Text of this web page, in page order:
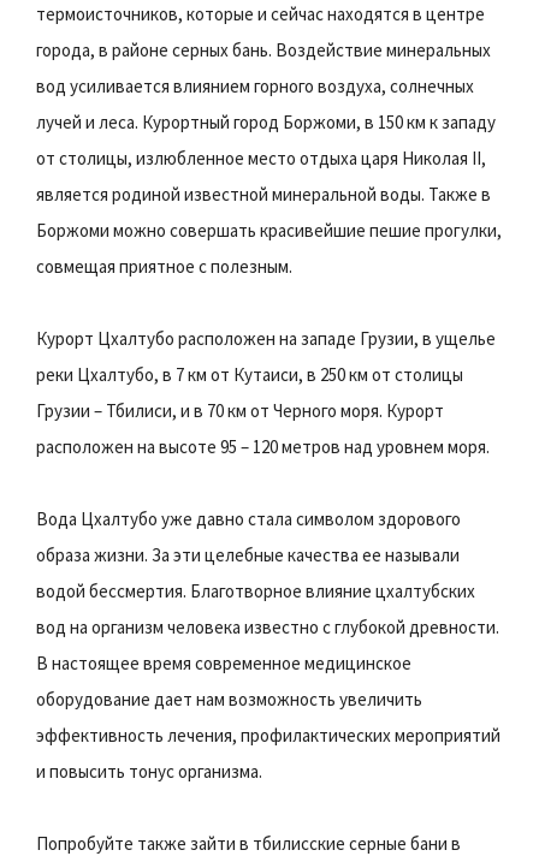
термоисточников, которые и сейчас находятся в центре
города, в районе серных бань. Воздействие минеральных
вод усиливается влиянием горного воздуха, солнечных
лучей и леса. Курортный город Боржоми, в 150 км к западу
от столицы, излюбленное место отдыха царя Николая II,
является родиной известной минеральной воды. Также в
Боржоми можно совершать красивейшие пешие прогулки,
совмещая приятное с полезным.
Курорт Цхалтубо расположен на западе Грузии, в ущелье
реки Цхалтубо, в 7 км от Кутаиси, в 250 км от столицы
Грузии – Тбилиси, и в 70 км от Черного моря. Курорт
расположен на высоте 95 – 120 метров над уровнем моря.
Вода Цхалтубо уже давно стала символом здорового
образа жизни. За эти целебные качества ее называли
водой бессмертия. Благотворное влияние цхалтубских
вод на организм человека известно с глубокой древности.
В настоящее время современное медицинское
оборудование дает нам возможность увеличить
эффективность лечения, профилактических мероприятий
и повысить тонус организма.
Попробуйте также зайти в тбилисские серные бани в